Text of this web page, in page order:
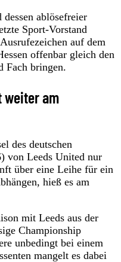
dessen ablösefreier
Sport-Vorstand
auf dem
offenbar gleich den
Fach bringen.
weiter am
des deutschen
von Leeds United nur
über eine Leihe für ein
hieß es am
mit Leeds aus der
Championship
unbedingt bei einem
mangelt es dabei